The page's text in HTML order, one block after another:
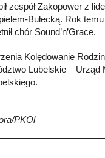
zespół Zakopower z
Bułecką. Rok
chór Sound’n’Grace.
Kolędowanie
Lubelskie – Urząd
PKOl